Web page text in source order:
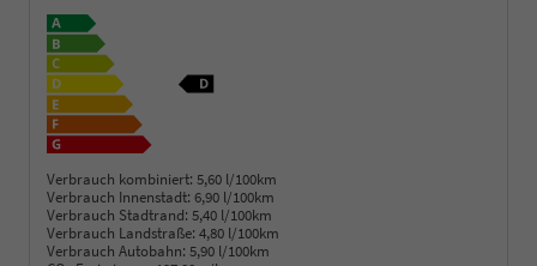
Verbrauch kombiniert: 5,60 l/100km
Verbrauch Innenstadt: 6,90 l/100km
Verbrauch Stadtrand: 5,40 l/100km
Verbrauch Landstraße: 4,80 l/100km
Verbrauch Autobahn: 5,90 l/100km